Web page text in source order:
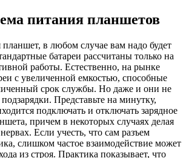
питания планшетов
в любом случае вам надо будет
батареи рассчитаны только на
работы. Естественно, на рынке
с увеличенной емкостью, способные
срок службы. Но даже и они не
Представьте на минутку,
подключать и отключать зарядное
причем в некоторых случаях делая
Если учесть, что сам разъем
слишком частое взаимодействие может
из строя. Практика показывает, что